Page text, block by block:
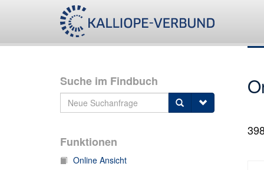
Suche im Findbuch
Funktionen
Online Ansicht